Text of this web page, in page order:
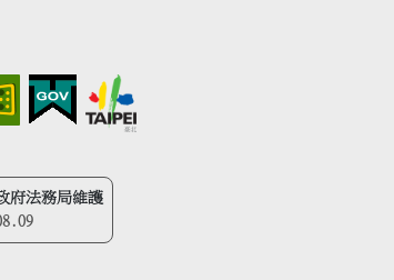
府法務局維護